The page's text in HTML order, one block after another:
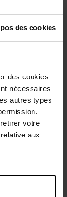
des cookies
des cookies
nécessaires
autres types
votre
aux